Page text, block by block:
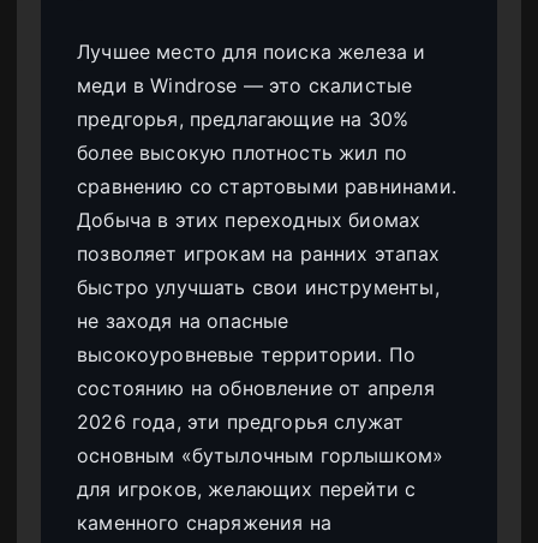
Лучшее место для поиска железа и
меди в Windrose — это скалистые
предгорья, предлагающие на 30%
более высокую плотность жил по
сравнению со стартовыми равнинами.
Добыча в этих переходных биомах
позволяет игрокам на ранних этапах
быстро улучшать свои инструменты,
не заходя на опасные
высокоуровневые территории. По
состоянию на обновление от апреля
2026 года, эти предгорья служат
основным «бутылочным горлышком»
для игроков, желающих перейти с
каменного снаряжения на